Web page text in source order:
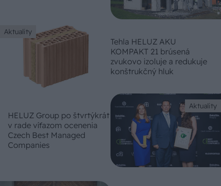
Aktuality
Tehla HELUZ AKU
KOMPAKT 21 brúsená
zvukovo izoluje a redukuje
konštrukčný hluk
Aktuality
HELUZ Group po štvrtýkrát
v rade víťazom ocenenia
Czech Best Managed
Companies